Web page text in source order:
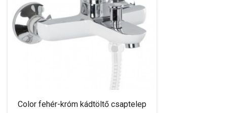
Color fehér-króm kádtöltő csaptelep